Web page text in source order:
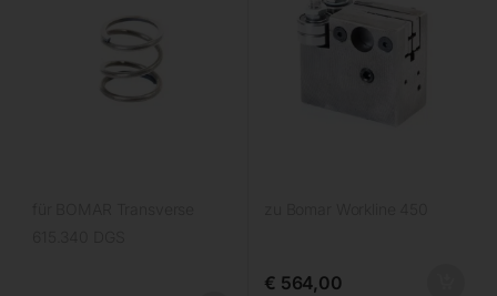
€ 564,00